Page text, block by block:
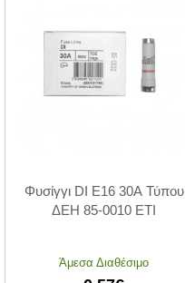
Φυσίγγι DI Ε16 30Α Τύπου
ΔΕΗ 85-0010 ETI
Άμεσα Διαθέσιμο